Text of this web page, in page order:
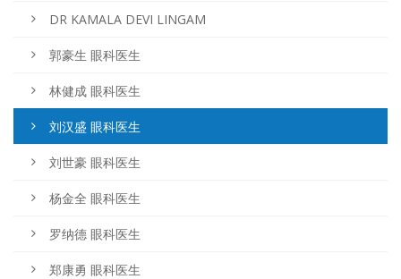
DR KAMALA DEVI LINGAM
郭豪生 眼科医生
林健成 眼科医生
刘汉盛 眼科医生
刘世豪 眼科医生
杨金全 眼科医生
罗纳德 眼科医生
郑康勇 眼科医生